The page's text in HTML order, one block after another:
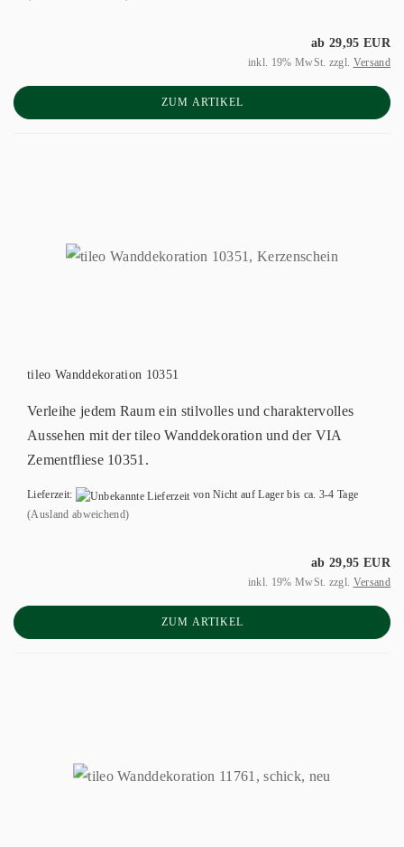
ab 29,95 EUR
inkl. 19% MwSt. zzgl. Versand
ZUM ARTIKEL
tileo Wanddekoration 10351
Verleihe jedem Raum ein stilvolles und charaktervolles
Aussehen mit der tileo Wanddekoration und der VIA
Zementfliese 10351.
Lieferzeit:
von Nicht auf Lager bis ca. 3-4 Tage
(Ausland abweichend)
ab 29,95 EUR
inkl. 19% MwSt. zzgl. Versand
ZUM ARTIKEL